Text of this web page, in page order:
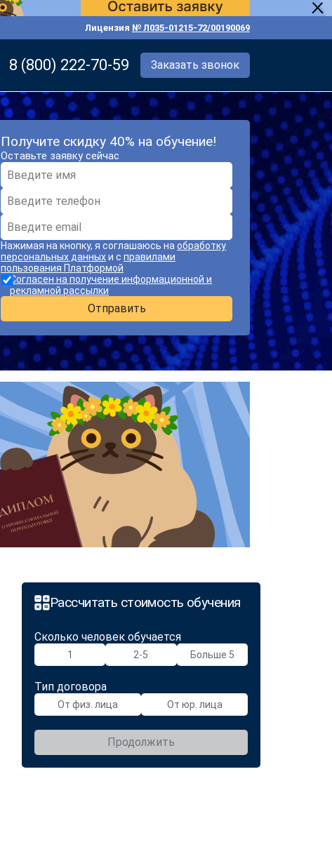
Лицензия № Л035-01215-72/00190069
8 (800) 222-70-59 Заказать звонок
Получите скидку 40% на обучение!
Оставьте заявку сейчас
Нажимая на кнопку, я соглашаюсь на обработку
персональных данныхи с правилами
пользования Платформой
Согласен на получение информационной и
рекламной рассылки
Отправить
Рассчитать стоимость обучения
Сколько человек обучается
1 2-5 Больше 5
Тип договора
От физ. лица От юр. лица
Продолжить